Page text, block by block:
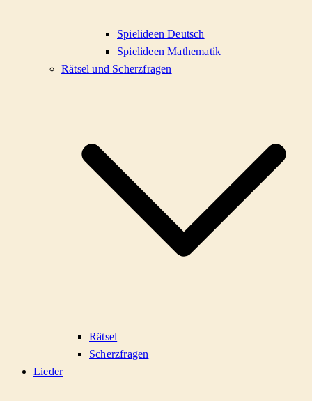
Spielideen Deutsch
Spielideen Mathematik
Rätsel und Scherzfragen
Rätsel
Scherzfragen
Lieder